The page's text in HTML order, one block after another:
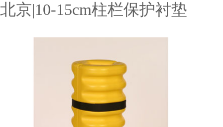
北京|10-15cm柱栏保护衬垫